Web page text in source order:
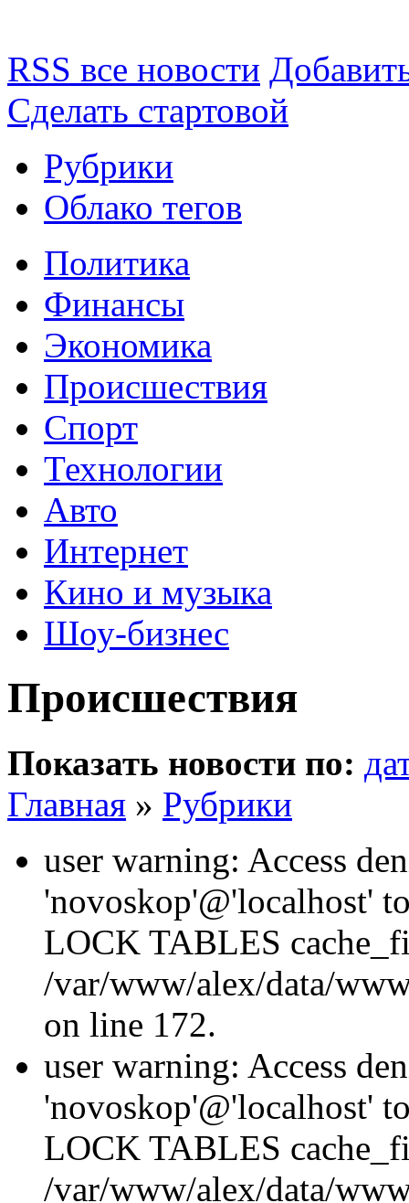
RSS все новости
Сделать стартовой
Рубрики
Облако тегов
Политика
Финансы
Экономика
Происшествия
Спорт
Технологии
Авто
Интернет
Кино и музыка
Шоу-бизнес
Происшествия
Показать новости по:
Главная » Рубрики
user warning: Access
'novoskop'@'localhost'
LOCK TABLES
/var/www/alex/data/
on line 172.
user warning: Access
'novoskop'@'localhost'
LOCK TABLES
/var/www/alex/data/